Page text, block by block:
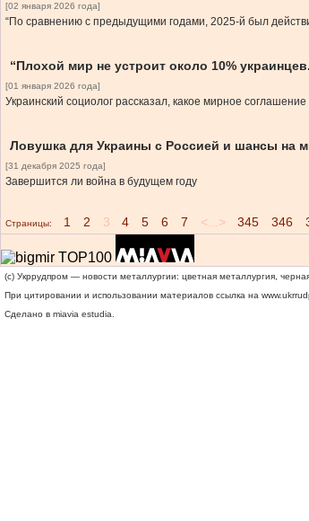
[02 января 2026 года]
“По сравнению с предыдущими годами, 2025-й был
“Плохой мир не устроит около 10%
[01 января 2026 года]
Украинский социолог рассказал, какое мирное
Ловушка для Украины с Россией и шансы на
[31 декабря 2025 года]
Завершится ли война в будущем году
Страницы: 1 2 3 4 5 6 7 <...> 345 346
(c) Укррудпром — новости металлургии: цветная металлургия,
При цитировании и использовании материалов ссылка на
Сделано в miavia estudia.